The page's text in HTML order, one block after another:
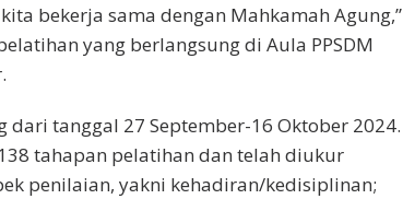
bekerja sama dengan Mahkamah Agung,”
yang berlangsung di Aula PPSDM
tanggal 27 September-16 Oktober 2024.
tahapan pelatihan dan telah diukur
penilaian, yakni kehadiran/kedisiplinan;